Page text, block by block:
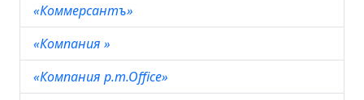
«Коммерсантъ»
«Компания »
«Компания p.m.Office»